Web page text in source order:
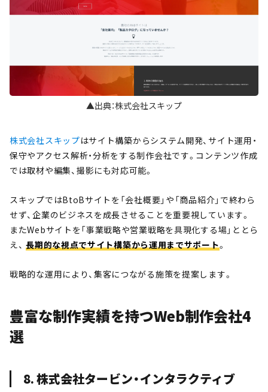
▲出典：株式会社スキップ
株式会社スキップはサイト構築からシステム開発、サイト運用・
保守やアクセス解析・分析をする制作会社です。コンテンツ作成
では取材や編集、撮影にも対応可能。
スキップではBtoBサイトを「会社概要」や「商品紹介」で終わら
せず、企業のビジネスを成長させることを重要視しています。
またWebサイトを「事業戦略や営業戦略を具現化する場」ととら
え、長期的な視点でサイト構築から運用までサポート。
戦略的な運用により、集客につながる施策を提案します。
豊富な制作実績を持つWeb制作会社4
選
8. 株式会社タービン・インタラクティブ